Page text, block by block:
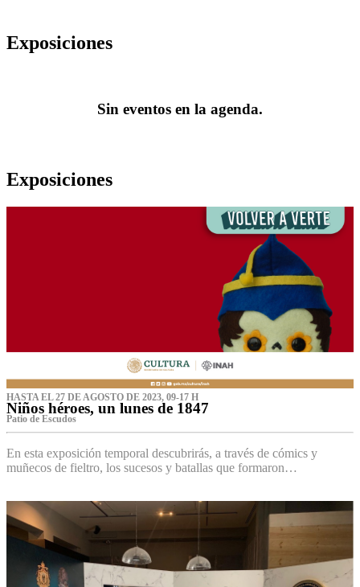
Exposiciones
Sin eventos en la agenda.
Exposiciones
HASTA EL 27 DE AGOSTO DE 2023, 09-17 H
Niños héroes, un lunes de 1847
Patio de Escudos
En esta exposición temporal descubrirás, a través de cómics y
muñecos de fieltro, los sucesos y batallas que formaron…